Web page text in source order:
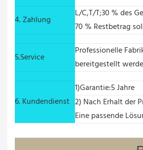
4. Zahlung
L/C,T/T;30 % des
70 % Restbetrag
5.Service
Professionelle
bereitgestellt
6. Kundendienst
1)Garantie:5 Jahre
2) Nach Erhalt der
Eine passende